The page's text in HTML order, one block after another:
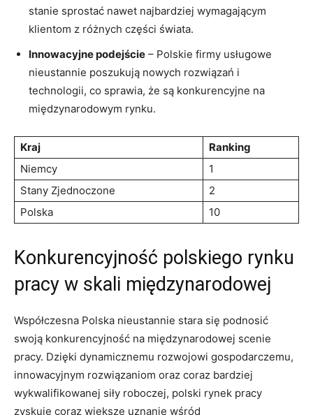
stanie sprostać nawet ⁢najbardziej wymagającym
klientom z różnych części świata.
Innowacyjne podejście – Polskie ‍firmy usługowe
nieustannie poszukują​ nowych rozwiązań i⁤
technologii,‍ co ​sprawia, że są konkurencyjne‍ na
międzynarodowym rynku.
Kraj
Ranking
Niemcy
1
Stany Zjednoczone
2
Polska
10
Konkurencyjność‍ polskiego rynku
pracy ⁢w skali międzynarodowej
Współczesna Polska ‌nieustannie⁤ stara się podnosić
swoją konkurencyjność na międzynarodowej scenie
pracy. Dzięki dynamicznemu rozwojowi gospodarczemu,
innowacyjnym ‌rozwiązaniom oraz coraz bardziej
wykwalifikowanej siły⁤ roboczej, polski rynek pracy
zyskuje coraz większe uznanie wśród